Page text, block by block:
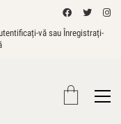
vă sau Înregistrați-